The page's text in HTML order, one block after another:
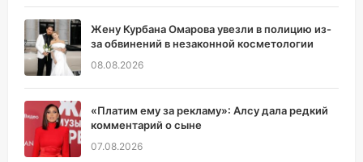
Жену Курбана Омарова увезли в полицию из-
за обвинений в незаконной косметологии
08.08.2026
«Платим ему за рекламу»: Алсу дала редкий
комментарий о сыне
07.08.2026